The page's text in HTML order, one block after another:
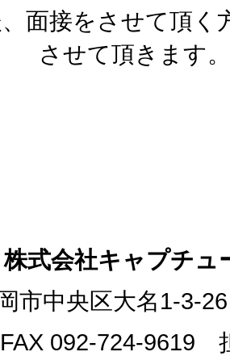
面接をさせて頂く
させて頂きます。
株式会社キャプチュ
市中央区大名1-3-
092-724-9619